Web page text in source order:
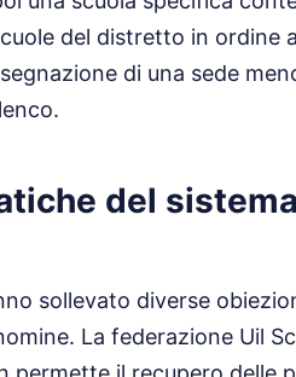
del distretto in ordine
di una sede
del
sollevato diverse
La federazione Uil